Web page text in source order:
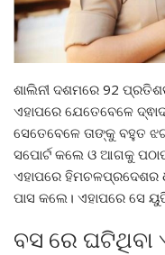
ଶାଲିନୀ ଦଶମରେ 92
ଏହାପରେ ଯେତେବେଳେ
ସେତେବେଳେ ତାଙ୍କୁ ବହୁତ
ସପୋର୍ଟ କଲେ ଓ ଆଗକୁ
ଏହାପରେ ହିମଚଳପ୍ରଦେଶର
ପାସ କଲେ। ଏହାପରେ ସେ
ବସ ରେ ଘଟିଥିବା